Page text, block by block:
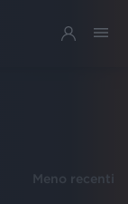
Meno recenti